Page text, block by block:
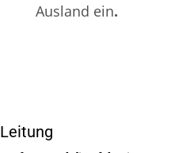
Ausland ein.
Leitung